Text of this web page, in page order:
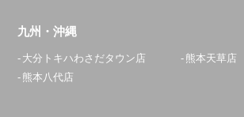
九州・沖縄
大分トキハわさだタウン店
熊本天草店
熊本八代店